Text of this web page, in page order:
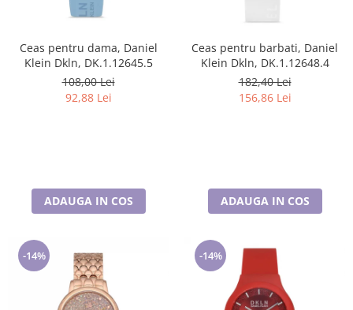
Ceas pentru dama, Daniel
Klein Dkln, DK.1.12645.5
108,00 Lei
92,88 Lei
ADAUGA IN COS
Ceas pentru barbati, Daniel
Klein Dkln, DK.1.12648.4
182,40 Lei
156,86 Lei
ADAUGA IN COS
-14% -14%